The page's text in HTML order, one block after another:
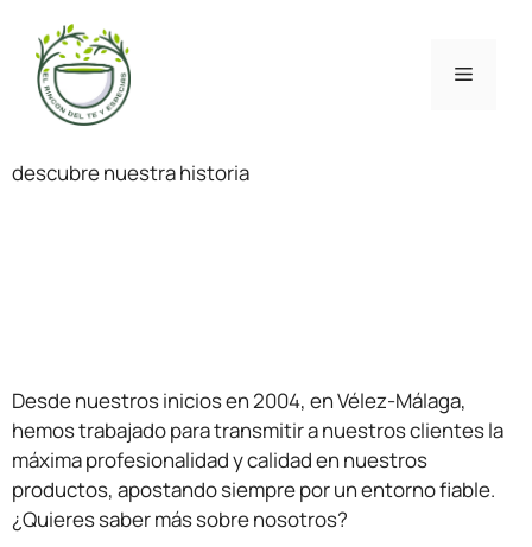
descubre nuestra historia
Desde nuestros inicios en 2004, en Vélez-Málaga,
hemos trabajado para transmitir a nuestros clientes la
máxima profesionalidad y calidad en nuestros
productos, apostando siempre por un entorno fiable.
¿Quieres saber más sobre nosotros?